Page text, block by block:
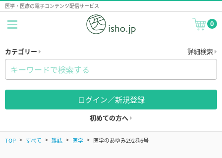
医学・医療の電子コンテンツ配信サービス
0
カテゴリー 詳細検索
ログイン／新規登録
初めての方へ
TOP すべて 雑誌 医学 医学のあゆみ292巻6号